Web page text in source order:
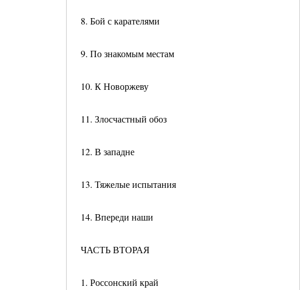
8. Бой с карателями
9. По знакомым местам
10. К Новоржеву
11. Злосчастный обоз
12. В западне
13. Тяжелые испытания
14. Впереди наши
ЧАСТЬ ВТОРАЯ
1. Россонский край